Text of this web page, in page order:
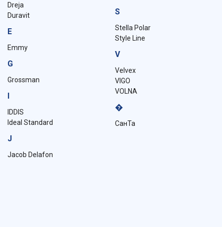
Dreja
Duravit
E
Emmy
G
Grossman
I
IDDIS
Ideal Standard
J
Jacob Delafon
S
Stella Polar
Style Line
V
Velvex
VIGO
VOLNA
�
СанТа